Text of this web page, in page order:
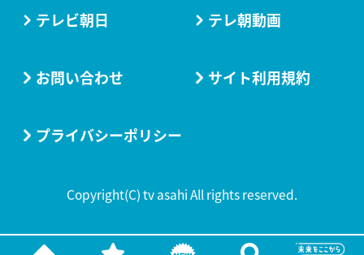
テレビ朝日 テレ朝動画
お問い合わせ サイト利用規約
プライバシーポリシー
Copyright(C) tv asahi All rights reserved.